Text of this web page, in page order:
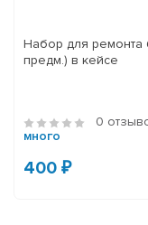
Набор для ремонта
предм.) в кейсе
0
много
400 ₽